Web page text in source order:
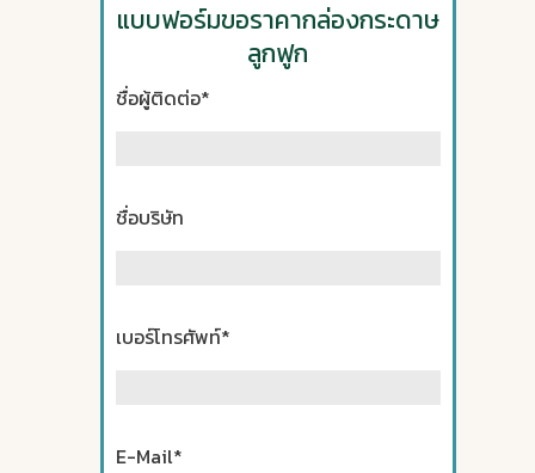
แบบฟอร์มขอราคากล่องกระดาษ
ลูกฟูก
ชื่อผู้ติดต่อ*
ชื่อบริษัท
เบอร์โทรศัพท์*
E-Mail*